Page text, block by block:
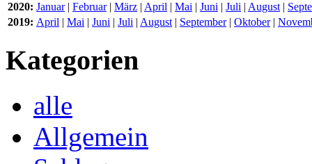
2020: Januar| Februar| März | April | Mai | Juni | Juli | August|
2019: April | Mai | Juni | Juli | August| September| Oktober|
Kategorien
alle
Allgemein